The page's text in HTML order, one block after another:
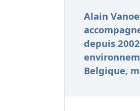
Alain
depuis
Belgique,